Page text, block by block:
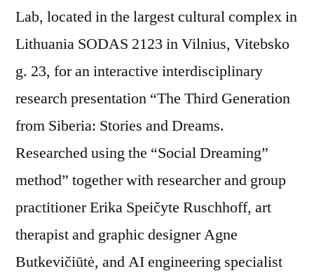
Lab, located in the largest cultural complex in
Lithuania SODAS 2123 in Vilnius, Vitebsko
g. 23, for an interactive interdisciplinary
research presentation “The Third Generation
from Siberia: Stories and Dreams.
Researched using the “Social Dreaming”
method” together with researcher and group
practitioner Erika Speičyte Ruschhoff, art
therapist and graphic designer Agne
Butkevičiūtė, and AI engineering specialist